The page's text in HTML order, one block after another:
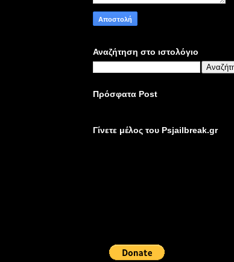
Αναζήτηση στο ιστολόγιο
Πρόσφατα Post
Γίνετε μέλος του Psjailbreak.gr